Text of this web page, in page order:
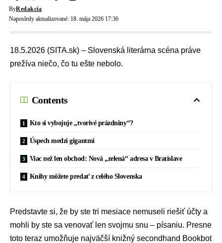
Naposledy aktualizované: 18. mája 2026 17:36
ByRedakcia
18.5.2026 (SITA.sk) – Slovenská literárna scéna práve
prežíva niečo, čo tu ešte nebolo.
Contents
Kto si vybojuje „tvorivé prázdniny“?
Úspech medzi gigantmi
Viac než len obchod: Nová „zelená“ adresa v Bratislave
Knihy môžete predať z celého Slovenska
Predstavte si, že by ste tri mesiace nemuseli riešiť účty a
mohli by ste sa venovať len svojmu snu – písaniu. Presne
toto teraz umožňuje najväčší knižný secondhand Bookbot